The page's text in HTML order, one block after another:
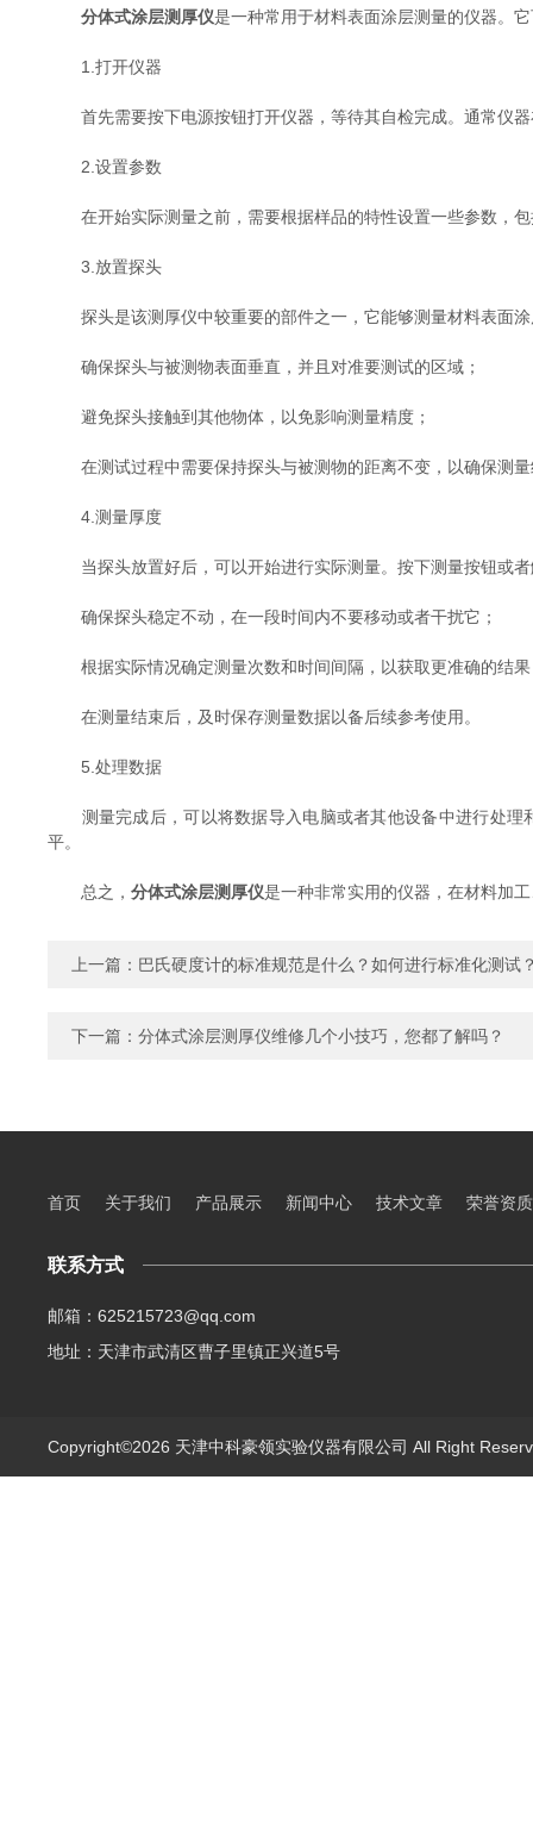
分体式涂层测厚仪是一种常用于材料表面涂层测量的仪器。
1.打开仪器
首先需要按下电源按钮打开仪器，等待其自检完成。通常仪器
2.设置参数
在开始实际测量之前，需要根据样品的特性设置一些参数，包
3.放置探头
探头是该测厚仪中较重要的部件之一，它能够测量材料表面涂
确保探头与被测物表面垂直，并且对准要测试的区域；
避免探头接触到其他物体，以免影响测量精度；
在测试过程中需要保持探头与被测物的距离不变，以确保测量
4.测量厚度
当探头放置好后，可以开始进行实际测量。按下测量按钮或者
确保探头稳定不动，在一段时间内不要移动或者干扰它；
根据实际情况确定测量次数和时间间隔，以获取更准确的结果
在测量结束后，及时保存测量数据以备后续参考使用。
5.处理数据
测量完成后，可以将数据导入电脑或者其他设备中进行处理
平。
总之， 分体式涂层测厚仪是一种非常实用的仪器，在材料加
上一篇： 巴氏硬度计的标准规范是什么？如何进行标准化测试
下一篇： 分体式涂层测厚仪维修几个小技巧，您都了解吗？
首页 关于我们 产品展示 新闻中心 技术文章 荣誉资质
联系方式
邮箱：625215723@qq.com
地址：天津市武清区曹子里镇正兴道5号
Copyright©2026 天津中科豪领实验仪器有限公司 All Right